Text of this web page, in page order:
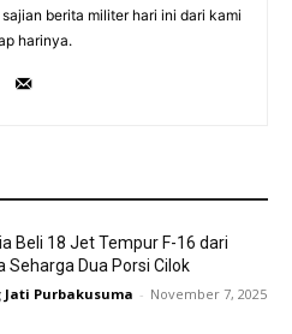
berita militer hari ini dari kami
harinya.
Beli 18 Jet Tempur F-16 dari
Seharga Dua Porsi Cilok
Jati Purbakusuma - November 7, 2025